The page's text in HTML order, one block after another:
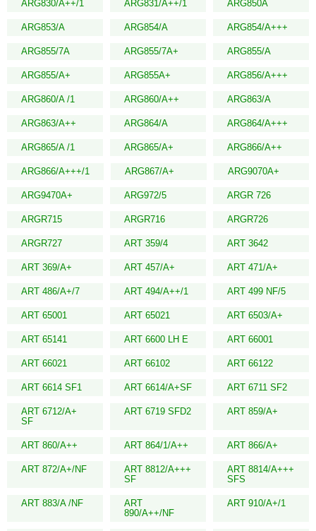
ARG830/A++/1 ARG831/A++/1 ARG850A
ARG853/A ARG854/A ARG854/A+++
ARG855/7A ARG855/7A+ ARG855/A
ARG855/A+ ARG855A+ ARG856/A+++
ARG860/A /1 ARG860/A++ ARG863/A
ARG863/A++ ARG864/A ARG864/A+++
ARG865/A /1 ARG865/A+ ARG866/A++
ARG866/A+++/1 ARG867/A+ ARG9070A+
ARG9470A+ ARG972/5 ARGR 726
ARGR715 ARGR716 ARGR726
ARGR727 ART 359/4 ART 3642
ART 369/A+ ART 457/A+ ART 471/A+
ART 486/A+/7 ART 494/A++/1 ART 499 NF/5
ART 65001 ART 65021 ART 6503/A+
ART 65141 ART 6600 LH E ART 66001
ART 66021 ART 66102 ART 66122
ART 6614 SF1 ART 6614/A+SF ART 6711 SF2
ART 6712/A+
SF
ART 6719 SFD2 ART 859/A+
ART 860/A++ ART 864/1/A++ ART 866/A+
ART 872/A+/NF
ART 8812/A+++
SF
ART 8814/A+++
SFS
ART 883/A /NF
ART
890/A++/NF
ART 910/A+/1